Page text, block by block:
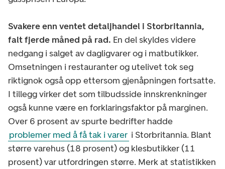
Svakere enn ventet detaljhandel i Storbritannia,
falt fjerde måned på rad. En del skyldes videre
nedgang i salget av dagligvarer og i matbutikker.
Omsetningen i restauranter og utelivet tok seg
riktignok også opp ettersom gjenåpningen fortsatte.
I tillegg virker det som tilbudsside innskrenkninger
også kunne være en forklaringsfaktor på marginen.
Over 6 prosent av spurte bedrifter hadde
problemer med å få tak i varer i Storbritannia. Blant
større varehus (18 prosent) og klesbutikker (11
prosent) var utfordringen større. Merk at statistikken